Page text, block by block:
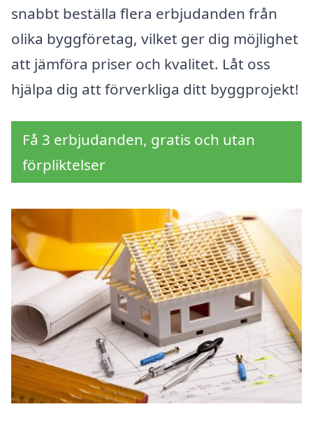
snabbt beställa flera erbjudanden från
olika byggföretag, vilket ger dig möjlighet
att jämföra priser och kvalitet. Låt oss
hjälpa dig att förverkliga ditt byggprojekt!
Få 3 erbjudanden, gratis och utan
förpliktelser